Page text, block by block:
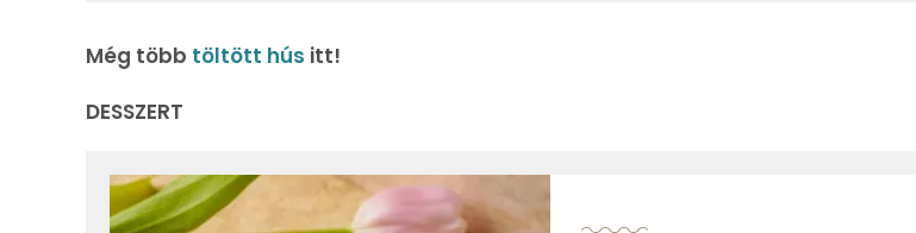
Még több töltött hús itt!
DESSZERT